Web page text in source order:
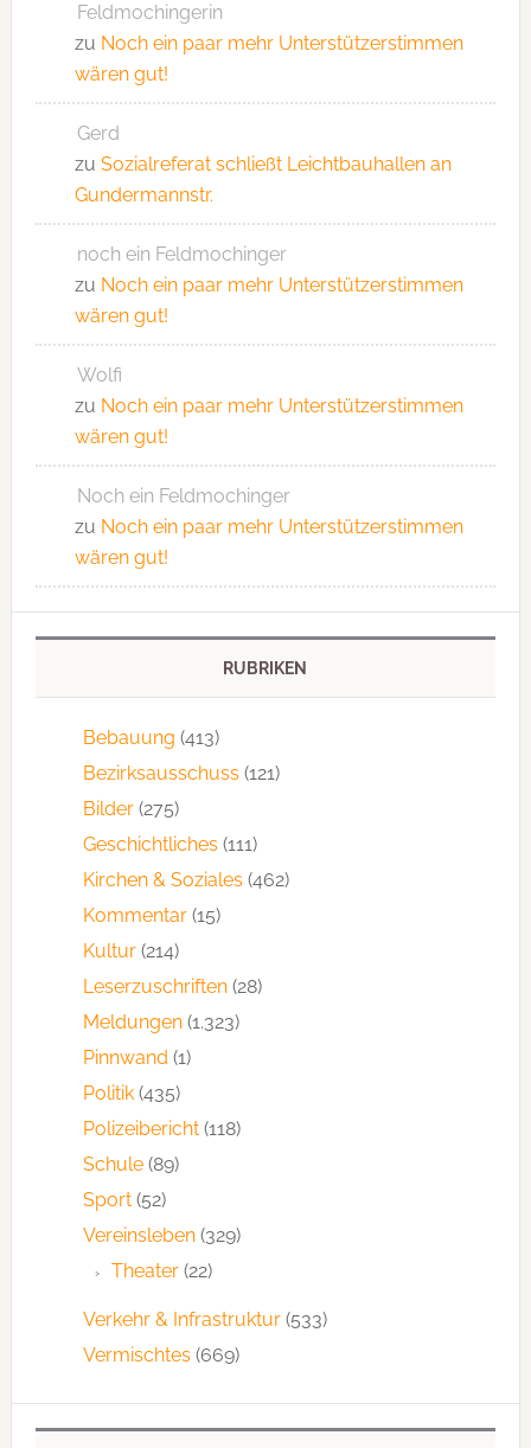
Feldmochingerin
zu Noch ein paar mehr Unterstützerstimmen
wären gut!
Gerd
zu Sozialreferat schließt Leichtbauhallen an
Gundermannstr.
noch ein Feldmochinger
zu Noch ein paar mehr Unterstützerstimmen
wären gut!
Wolfi
zu Noch ein paar mehr Unterstützerstimmen
wären gut!
Noch ein Feldmochinger
zu Noch ein paar mehr Unterstützerstimmen
wären gut!
RUBRIKEN
Bebauung (413)
Bezirksausschuss (121)
Bilder(275)
Geschichtliches (111)
Kirchen & Soziales (462)
Kommentar(15)
Kultur(214)
Leserzuschriften(28)
Meldungen(1.323)
Pinnwand (1)
Politik(435)
Polizeibericht(118)
Schule(89)
Sport(52)
Vereinsleben(329)
Theater(22)
Verkehr & Infrastruktur(533)
Vermischtes (669)